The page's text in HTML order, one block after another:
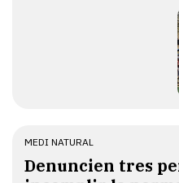
MEDI NATURAL
Denuncien tres